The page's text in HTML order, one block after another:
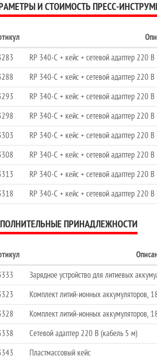
И СТОИМОСТЬ ПРЕСС-
RP 340-C + кейс + сетевой адаптер 220 В
RP 340-C + кейс + сетевой адаптер 220
RP 340-C + кейс + сетевой адаптер 220
RP 340-C + кейс + сетевой адаптер 220
RP 340-C + кейс + сетевой адаптер 220
RP 340-C + кейс + сетевой адаптер
RP 340-C + кейс + сетевой адаптер
RP 340-C + кейс + сетевой адаптер
ПРИНАДЛЕЖНОСТИ
Зарядное устройство для литиевых
Комплект литий-ионных аккумуляторов,
Комплект литий-ионных аккумуляторов,
Сетевой адаптер 220 В (кабель 5 м)
Пластмассовый кейс